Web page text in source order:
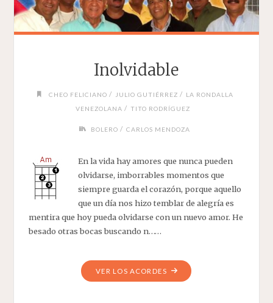
Inolvidable
CHEO FELICIANO / JULIO GUTIÉRREZ / LA RONDALLA
VENEZOLANA / TITO RODRÍGUEZ
BOLERO / CARLOS MENDOZA
En la vida hay amores que nunca pueden
olvidarse, imborrables momentos que
siempre guarda el corazón, porque aquello
que un día nos hizo temblar de alegría es
mentira que hoy pueda olvidarse con un nuevo amor. He
besado otras bocas buscando n……
VER LOS ACORDES"INOLVIDABLE"